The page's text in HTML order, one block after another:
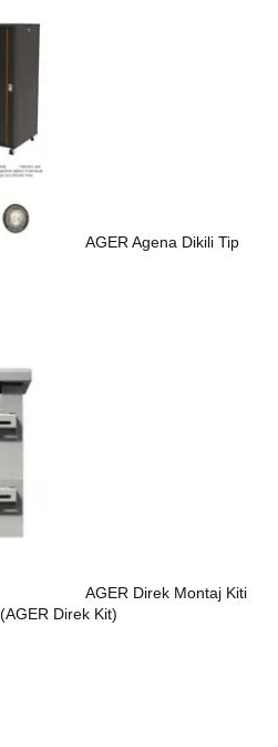
AGER Agena Dikili Tip
AGER Direk Montaj Kiti
Direk Kit)